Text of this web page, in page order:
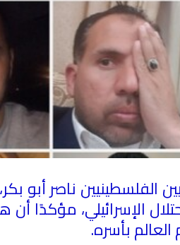
الفلسطينيين ناصر أبو
الإسرائيلي، مؤكدًا
العالم بأسره.